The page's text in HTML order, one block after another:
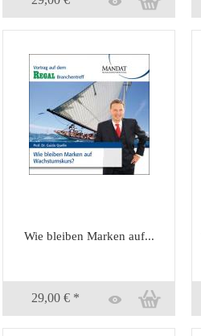
Wie bleiben Marken auf...
29,00 € *